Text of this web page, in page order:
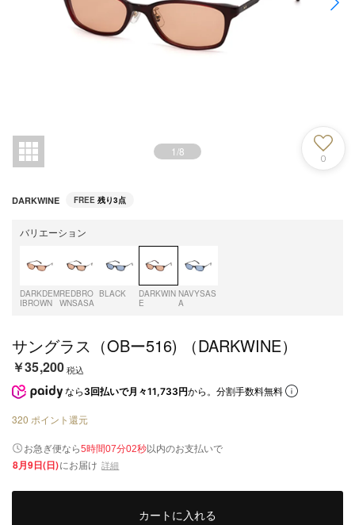
1/8
0
DARKWINE FREE 残り3点
バリエーション
DARKDEM
IBROWN
REDBRO
WNSASA
BLACK
DARKWIN
E
NAVYSAS
A
サングラス（OBー516) （DARKWINE）
￥35,200税込
なら 3回払いで月々11,733円から。分割手数料無料
320 ポイント還元
お急ぎ便なら5時間07分02秒以内のお支払いで
8月9日(日)にお届け 詳細
カートに入れる